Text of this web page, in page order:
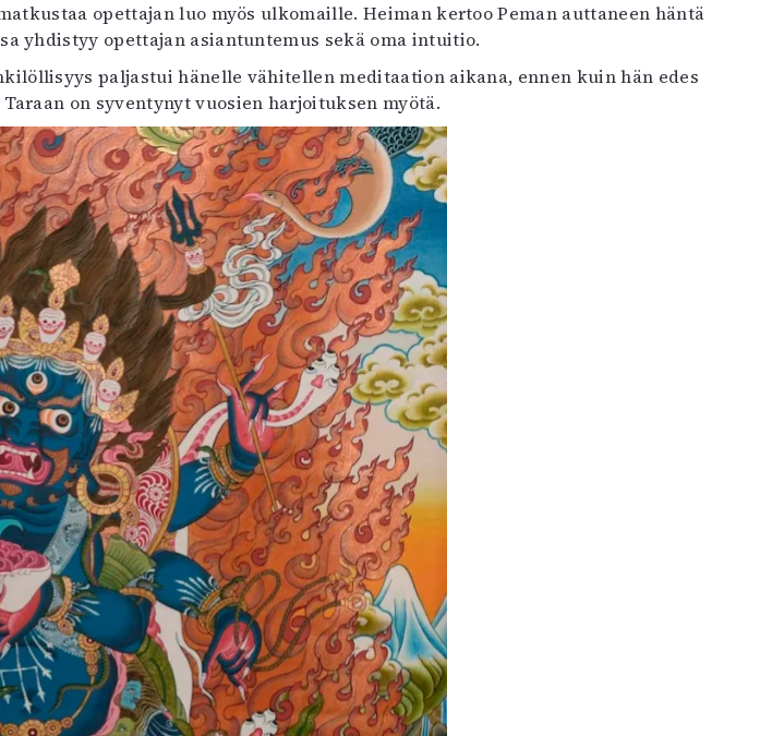
opettajan luo myös ulkomaille. Heiman kertoo Peman auttaneen häntä
yhdistyy opettajan asiantuntemus sekä oma intuitio.
paljastui hänelle vähitellen meditaation aikana, ennen kuin hän edes
on syventynyt vuosien harjoituksen myötä.